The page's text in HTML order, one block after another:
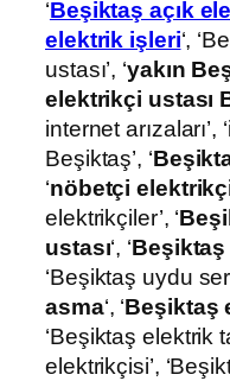
‘Beşiktaş açık
elektrik işleri‘,
ustası’, ‘yakın
elektrikçi ustası
internet arızaları’,
Beşiktaş’, ‘
‘nöbetçi
elektrikçiler’, ‘
ustası‘, ‘Beşiktaş
‘Beşiktaş uydu
asma‘, ‘Beşiktaş
‘Beşiktaş elektrik
elektrikçisi’,